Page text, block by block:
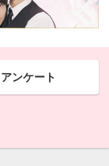
アンケート